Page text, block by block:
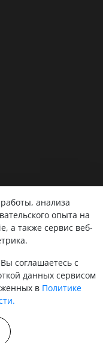
данных
является публичной
и назначения лечения.
и несут
сохранения вашей
cookies.
лицам. Оставляя
противопоказания.
анализа
опыта на
а также сервис веб-
соглашаетесь с
данных сервисом
в Политике